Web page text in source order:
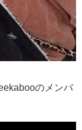
のメンバ